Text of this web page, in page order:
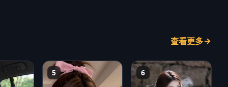
查看更多
5 6